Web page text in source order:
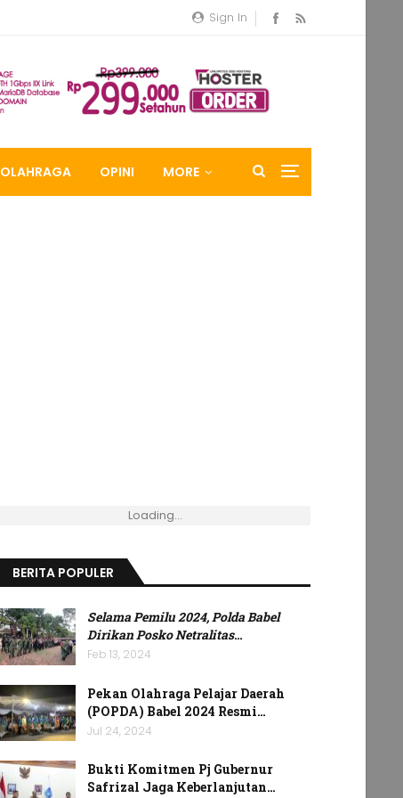
Sign In
OLAHRAGA OPINI MORE
Loading...
BERITA POPULER
Selama Pemilu 2024, Polda Babel
Dirikan Posko Netralitas…
Feb 13, 2024
Pekan Olahraga Pelajar Daerah
(POPDA) Babel 2024 Resmi…
Jul 24, 2024
Bukti Komitmen Pj Gubernur
Safrizal Jaga Keberlanjutan…